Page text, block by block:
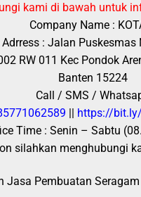
kami di bawah untuk
Company Name :
: Jalan Puskesmas
RW 011 Kec Pondok
Banten 15224
Call / SMS /
https://bit.ly/
Time : Senin – Sabtu
silahkan menghubungi
Jasa Pembuatan